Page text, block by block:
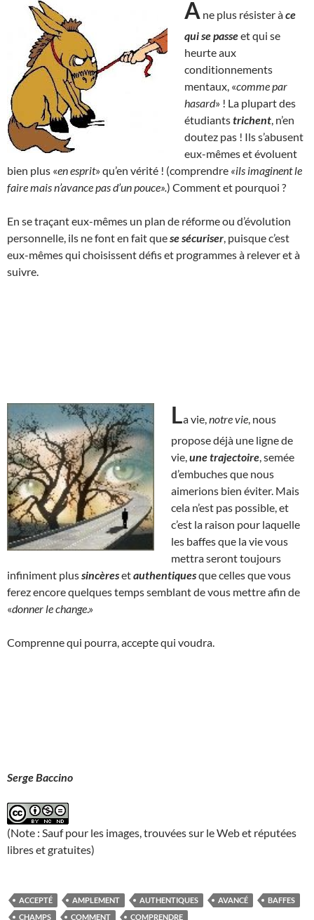
A ne plus résister àce
qui se passeet qui se
heurte aux
conditionnements
mentaux, «comme par
hasard» ! La plupart des
étudiantstrichent , n’en
doutez pas ! Ils s’abusent
eux-mêmes et évoluent
bien plus «en esprit» qu’en vérité ! (comprendre «ils imaginent le
faire mais n’avance pas d’un pouce».) Comment et pourquoi ?
En se traçant eux-mêmes un plan de réforme ou d’évolution
personnelle, ils ne font en fait quese sécuriser , puisque c’est
eux-mêmes qui choisissent défis et programmes à relever et à
suivre.
La vie, notre vie , nous
propose déjà une ligne de
vie, une trajectoire , semée
d’embuches que nous
aimerions bien éviter. Mais
cela n’est pas possible, et
c’est la raison pour laquelle
les baffes que la vie vous
mettra seront toujours
infiniment plussincèresetauthentiquesque celles que vous
ferez encore quelques temps semblant de vous mettre afin de
«donner le change.»
Comprenne qui pourra, accepte qui voudra.
Serge Baccino
(Note : Sauf pour les images, trouvées sur le Web et réputées
libres et gratuites)
ACCEPTÉ AMPLEMENT AUTHENTIQUES AVANCÉ
BAFFES
CHAMPS
COMMENT COMPRENDRE